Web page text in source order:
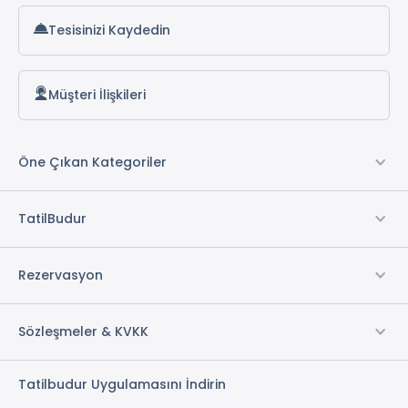
Split Klima
Wi-fi
Restaurant & Bar *
Ön Büro
TV Odası
Sigara İçilmeyen Odalar
Güvenlik
* ile işaretli özellikler ücretlidir.
Tesisinizi Kaydedin
Müşteri İlişkileri
Öne Çıkan Kategoriler
TatilBudur
Rezervasyon
Sözleşmeler & KVKK
Tatilbudur Uygulamasını İndirin